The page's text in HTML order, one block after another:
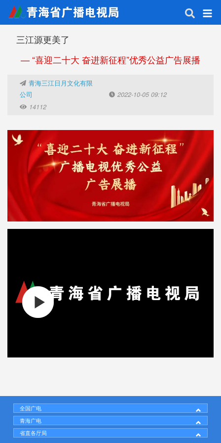
三江源更美了
— “喜迎二十大 奋进新征程”优秀公益广告展播
青海三江日月文化有限
公司
2022-10-05 09:12
14112
全国广电
青海广电
省直各厅局